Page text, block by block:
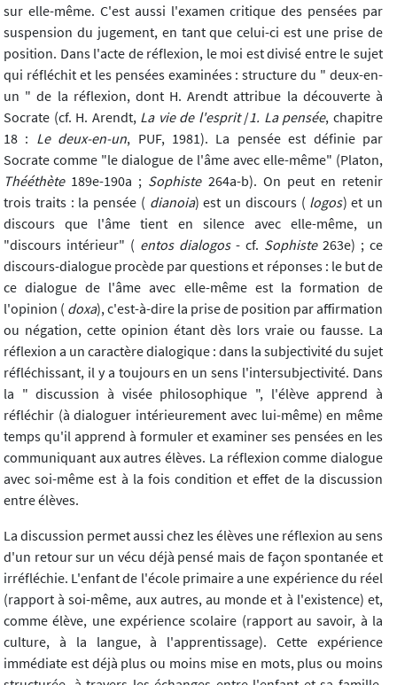
sur elle-même. C'est aussi l'examen critique des pensées par
suspension du jugement, en tant que celui-ci est une prise de
position. Dans l'acte de réflexion, le moi est divisé entre le sujet
qui réfléchit et les pensées examinées : structure du " deux-en-
un " de la réflexion, dont H. Arendt attribue la découverte à
Socrate (cf. H. Arendt, La vie de l'esprit/1. La pensée, chapitre
18 : Le deux-en-un, PUF, 1981). La pensée est définie par
Socrate comme "le dialogue de l'âme avec elle-même" (Platon,
Thééthète 189e-190a ; Sophiste 264a-b). On peut en retenir
trois traits : la pensée ( dianoia) est un discours ( logos) et un
discours que l'âme tient en silence avec elle-même, un
"discours intérieur" ( entos dialogos - cf. Sophiste 263e) ; ce
discours-dialogue procède par questions et réponses : le but de
ce dialogue de l'âme avec elle-même est la formation de
l'opinion ( doxa), c'est-à-dire la prise de position par affirmation
ou négation, cette opinion étant dès lors vraie ou fausse. La
réflexion a un caractère dialogique : dans la subjectivité du sujet
réfléchissant, il y a toujours en un sens l'intersubjectivité. Dans
la " discussion à visée philosophique ", l'élève apprend à
réfléchir (à dialoguer intérieurement avec lui-même) en même
temps qu'il apprend à formuler et examiner ses pensées en les
communiquant aux autres élèves. La réflexion comme dialogue
avec soi-même est à la fois condition et effet de la discussion
entre élèves.
La discussion permet aussi chez les élèves une réflexion au sens
d'un retour sur un vécu déjà pensé mais de façon spontanée et
irréfléchie. L'enfant de l'école primaire a une expérience du réel
(rapport à soi-même, aux autres, au monde et à l'existence) et,
comme élève, une expérience scolaire (rapport au savoir, à la
culture, à la langue, à l'apprentissage). Cette expérience
immédiate est déjà plus ou moins mise en mots, plus ou moins